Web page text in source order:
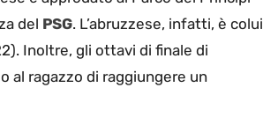
del PSG. L’abruzzese, infatti, è colui
Inoltre, gli ottavi di finale di
al ragazzo di raggiungere un